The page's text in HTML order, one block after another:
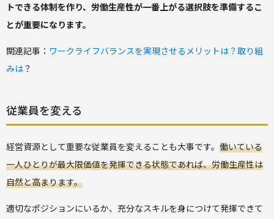
トできる体制を作り、労働生産性が一番上がる選択肢を準備するこ
とが重要になります。
関連記事： ワークライフバランスを実現させるメリットは？取り組
みは？
従業員を変える
経営資源として重要な従業員を変えることも大事です。 働いている
一人ひとりが最大限価値を発揮できる状態であれば、労働生産性は
自然と高まります。
適切なポジションにいるか、充分なスキルを身につけて発揮できて